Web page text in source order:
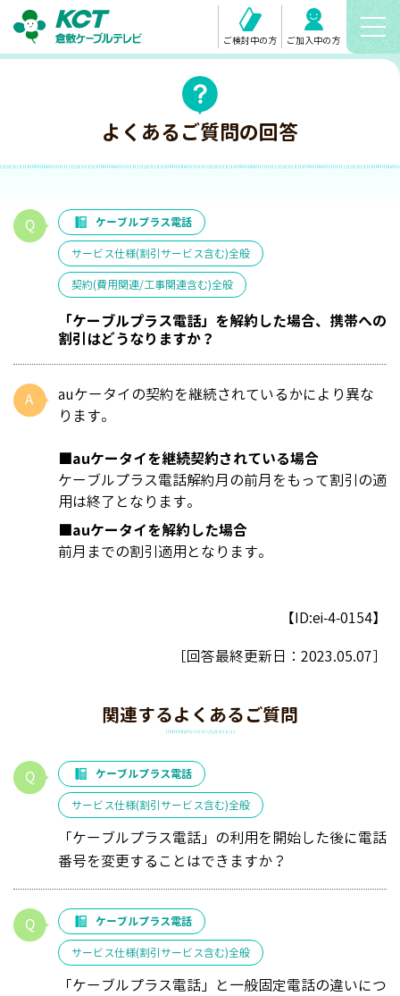
ご検討中の方 ご加入中の方
よくあるご質問の回答
ケーブルプラス電話
サービス仕様(割引サービス含む)全般
契約(費用関連/工事関連含む)全般
「ケーブルプラス電話」を解約した場合、携帯への
割引はどうなりますか？
auケータイの契約を継続されているかにより異な
ります。
■auケータイを継続契約されている場合
ケーブルプラス電話解約月の前月をもって割引の適
用は終了となります。
■auケータイを解約した場合
前月までの割引適用となります。
【ID:ei-4-0154】
［回答最終更新日： 2023.05.07］
関連するよくあるご質問
ケーブルプラス電話
サービス仕様(割引サービス含む)全般
「ケーブルプラス電話」の利用を開始した後に電話
番号を変更することはできますか？
ケーブルプラス電話
サービス仕様(割引サービス含む)全般
「ケーブルプラス電話」と一般固定電話の違いにつ